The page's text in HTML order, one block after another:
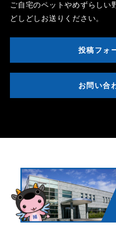
ご自宅のペットやめずらしい
どしどしお送りください。
投稿フォ
お問い合